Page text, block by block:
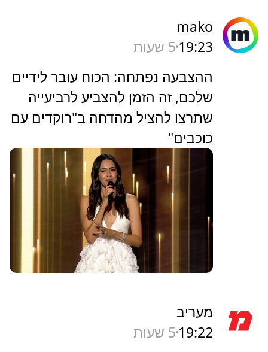
mako
19:23 5 שעות
ההצבעה נפתחה: הכוח עובר לידיים
שלכם, זה הזמן להצביע לרביעייה
שתרצו להציל מהדחה ב"רוקדים עם
כוכבים"
מעריב
19:22 5 שעות